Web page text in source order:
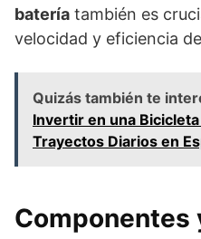
batería también es
velocidad y eficiencia
Quizás también te
Invertir en una
Trayectos Diarios en
Componentes